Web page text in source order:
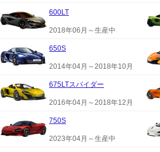
600LT
2018年06月～生産中
650S
2014年04月～2018年10月
675LTスパイダー
2016年04月～2018年12月
750S
2023年04月～生産中